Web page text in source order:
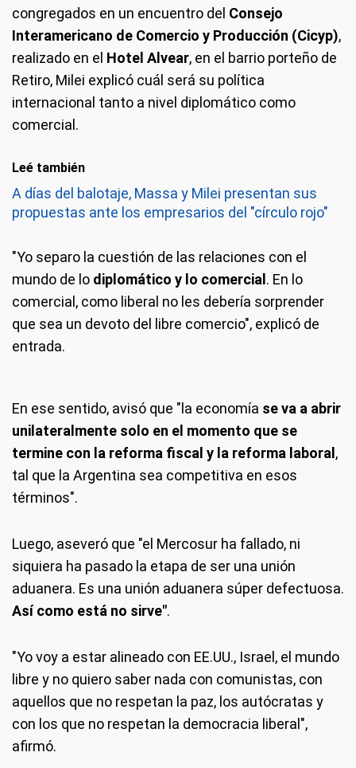
congregados en un encuentro del Consejo
Interamericano de Comercio y Producción (Cicyp),
realizado en el Hotel Alvear, en el barrio porteño de
Retiro, Milei explicó cuál será su política
internacional tanto a nivel diplomático como
comercial.
Leé también
A días del balotaje, Massa y Milei presentan sus
propuestas ante los empresarios del "círculo rojo"
"Yo separo la cuestión de las relaciones con el
mundo de lo diplomático y lo comercial . En lo
comercial, como liberal no les debería sorprender
que sea un devoto del libre comercio", explicó de
entrada.
En ese sentido, avisó que "la economía se va a abrir
unilateralmente solo en el momento que se
termine con la reforma fiscal y la reforma laboral ,
tal que la Argentina sea competitiva en esos
términos".
Luego, aseveró que "el Mercosur ha fallado, ni
siquiera ha pasado la etapa de ser una unión
aduanera. Es una unión aduanera súper defectuosa.
Así como está no sirve".
"Yo voy a estar alineado con EE.UU., Israel, el mundo
libre y no quiero saber nada con comunistas, con
aquellos que no respetan la paz, los autócratas y
con los que no respetan la democracia liberal",
afirmó.